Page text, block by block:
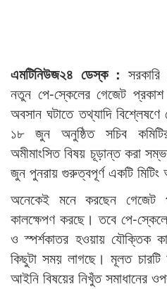
এমটিনিউজ২৪ ডেস্ক :
নতুন পে-স্কেলের গেজেট প্রকাশ
অবসান ঘটাতে তথ্যাদি
১৮ জুন অনুষ্ঠিত সচিব
অমীমাংসিত বিষয় চূড়ান্ত করা
জুন পুনরায় গুরুত্বপূর্ণ একটি
অনেকেই মনে করছেন গেজেট
কালক্ষেপণ করছে। তবে পে-
ও স্পর্শকাতর হওয়ায় যৌক্তিক
কিছুটা সময় লাগছে। মূলত
আইনি বিষয়ের নিখুঁত